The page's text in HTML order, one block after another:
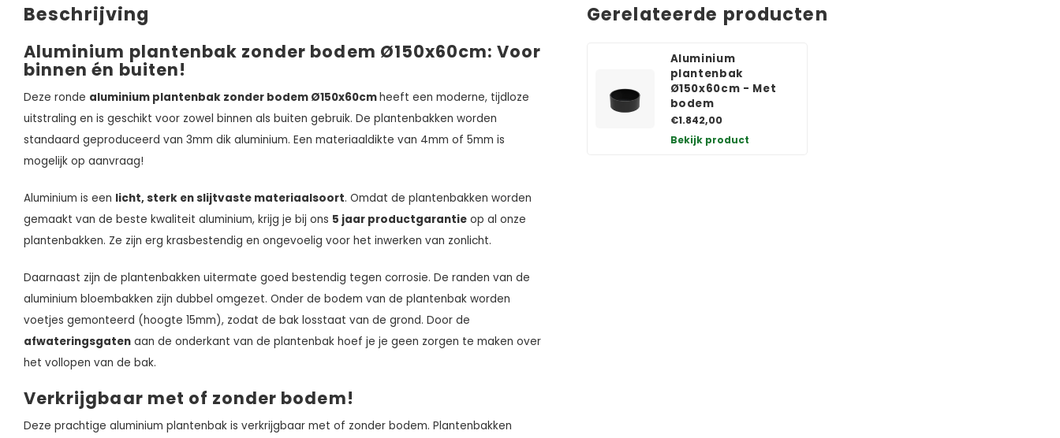
Beschrijving
Aluminium plantenbak zonder bodem Ø150x60cm: Voor
binnen én buiten!
Deze ronde aluminium plantenbak zonder bodem Ø150x60cmheeft een moderne, tijdloze
uitstraling en is geschikt voor zowel binnen als buiten gebruik. De plantenbakken worden
standaard geproduceerd van 3mm dik aluminium. Een materiaaldikte van 4mm of 5mm is
mogelijk op aanvraag!
Aluminium is een licht, sterk en slijtvaste materiaalsoort. Omdat de plantenbakken worden
gemaakt van de beste kwaliteit aluminium, krijg je bij ons 5 jaar productgarantie op al onze
plantenbakken. Ze zijn erg krasbestendig en ongevoelig voor het inwerken van zonlicht.
Daarnaast zijn de plantenbakken uitermate goed bestendig tegen corrosie. De randen van de
aluminium bloembakken zijn dubbel omgezet. Onder de bodem van de plantenbak worden
voetjes gemonteerd (hoogte 15mm), zodat de bak losstaat van de grond. Door de
afwateringsgaten aan de onderkant van de plantenbak hoef je je geen zorgen te maken over
het vollopen van de bak.
Verkrijgbaar met of zonder bodem!
Deze prachtige aluminium plantenbak is verkrijgbaar met of zonder bodem. Plantenbakken
Gerelateerde producten
Aluminium
plantenbak
Ø150x60cm - Met
bodem
€1.842,00
Bekijk product